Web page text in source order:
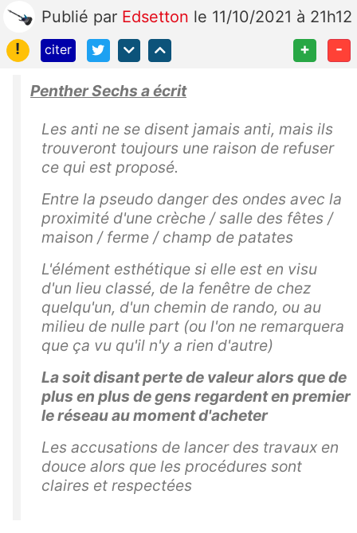
Publié par Edsetton le 11/10/2021 à 21h12
!
citer + -
Penther Sechs a écrit
Les anti ne se disent jamais anti, mais ils
trouveront toujours une raison de refuser
ce qui est proposé.
Entre la pseudo danger des ondes avec la
proximité d'une crèche / salle des fêtes /
maison / ferme / champ de patates
L'élément esthétique si elle est en visu
d'un lieu classé, de la fenêtre de chez
quelqu'un, d'un chemin de rando, ou au
milieu de nulle part (ou l'on ne remarquera
que ça vu qu'il n'y a rien d'autre)
La soit disant perte de valeur alors que de
plus en plus de gens regardent en premier
le réseau au moment d'acheter
Les accusations de lancer des travaux en
douce alors que les procédures sont
claires et respectées